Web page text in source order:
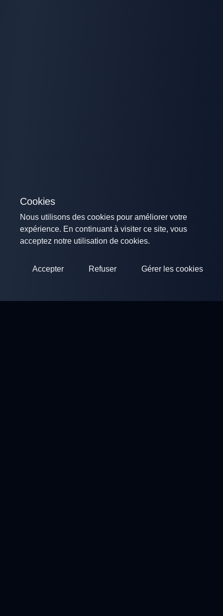
Cookies
Nous utilisons des cookies pour améliorer votre
expérience. En continuant à visiter ce site, vous
acceptez notre utilisation de cookies.
Accepter Refuser Gérer les cookies